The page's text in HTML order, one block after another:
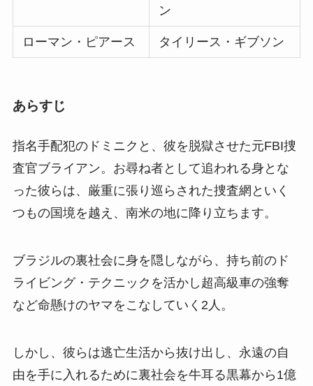
ン
ローマン・ピアース タイリース・ギブソン
あらすじ
指名手配犯のドミニクと、彼を脱獄させた元FBI捜
査官ブライアン。お尋ね者として追われる身とな
った彼らは、厳重に張り巡らされた捜査網といく
つもの国境を越え、南米の地に降り立ちます。
ブラジルの裏社会に身を隠しながら、持ち前のド
ライビング・テクニックを活かし超高級車の強奪
など命懸けのヤマをこなしていく2人。
しかし、彼らは逃亡生活から抜け出し、永遠の自
由を手に入れるために裏社会を牛耳る黒幕から1億